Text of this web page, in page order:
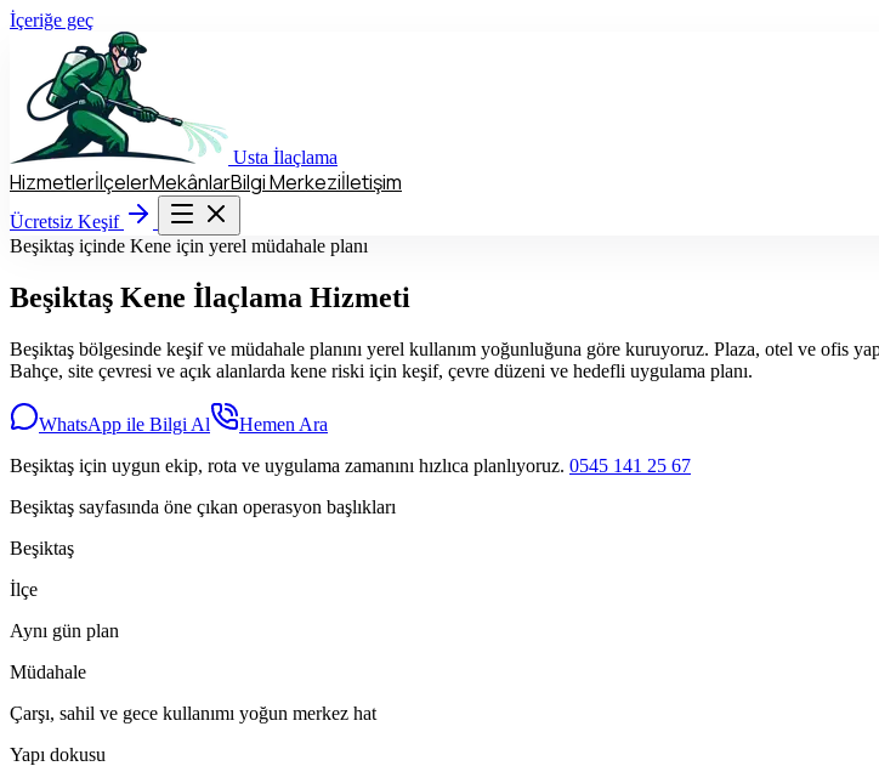
İçeriğe geç
Usta İlaçlama
HizmetlerİlçelerMekânlarBilgi Merkeziİletişim
Ücretsiz Keşif
Hizmetler İlçeler Mekânlar Bilgi Merkezi
Beşiktaş içinde Kene için yerel müdahale planı
Beşiktaş Kene İlaçlama Hizmeti
Beşiktaş bölgesinde keşif ve müdahale planını yerel kullanım yoğunluğuna göre kuruyoruz. Plaza, otel ve ofis
Bahçe, site çevresi ve açık alanlarda kene riski için keşif, çevre düzeni ve hedefli uygulama planı.
WhatsApp ile Bilgi Al
Hemen Ara
Beşiktaş için uygun ekip, rota ve uygulama zamanını hızlıca planlıyoruz. 0545 141 25 67
Beşiktaş sayfasında öne çıkan operasyon başlıkları
Beşiktaş
İlçe
Aynı gün plan
Müdahale
Çarşı, sahil ve gece kullanımı yoğun merkez hat
Yapı dokusu